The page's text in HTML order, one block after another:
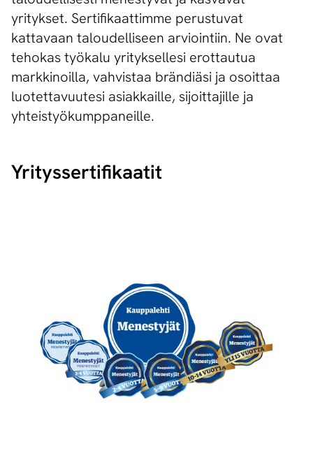
yritykset. Sertifikaattimme perustuvat
kattavaan taloudelliseen arviointiin. Ne ovat
tehokas työkalu yrityksellesi erottautua
markkinoilla, vahvistaa brändiäsi ja osoittaa
luotettavuutesi asiakkaille, sijoittajille ja
yhteistyökumppaneille.
Yri­tys­ser­ti­fi­kaa­tit